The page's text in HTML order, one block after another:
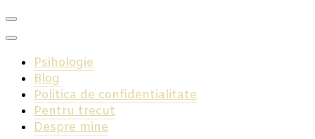
Psihologie
Blog
Politica de confidentialitate
Pentru trecut
Despre mine